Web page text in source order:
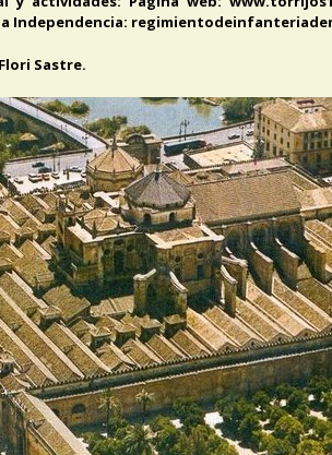
Independencia:
Sastre.